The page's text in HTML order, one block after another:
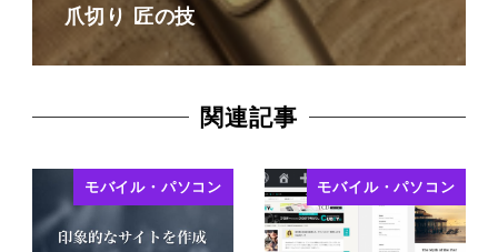
爪切り 匠の技
関連記事
モバイル・パソコン モバイル・パソコン